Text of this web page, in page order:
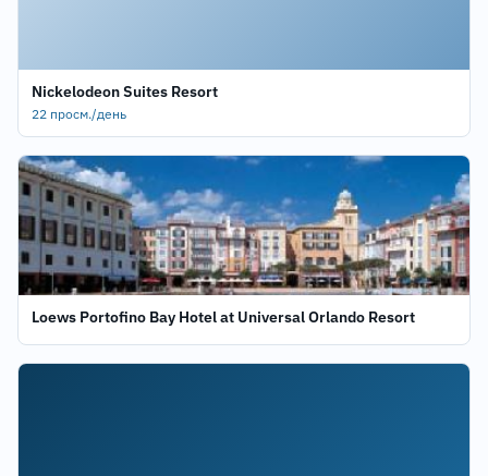
Nickelodeon Suites Resort
22 просм./день
Loews Portofino Bay Hotel at Universal Orlando Resort